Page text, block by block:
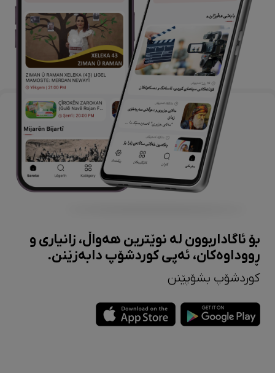
بۆ ئاگاداربوون لە نوێترین هەواڵ، زانیاری و
ڕووداوەکان، ئەپی کوردشۆپ دابەزێنن.
کوردشۆپ بشۆپێنن